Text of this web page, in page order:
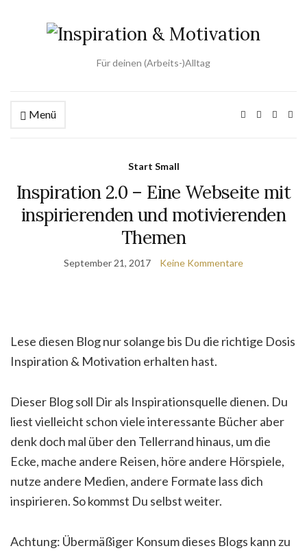
Für deinen (Arbeits-)Alltag
Menü
Start Small
Inspiration 2.0 – Eine Webseite mit
inspirierenden und motivierenden
Themen
September 21, 2017 Keine Kommentare
Lese diesen Blog nur solange bis Du die richtige Dosis
Inspiration & Motivation erhalten hast.
Dieser Blog soll Dir als Inspirationsquelle dienen. Du
liest vielleicht schon viele interessante Bücher aber
denk doch mal über den Tellerrand hinaus, um die
Ecke, mache andere Reisen, höre andere Hörspiele,
nutze andere Medien, andere Formate lass dich
inspirieren. So kommst Du selbst weiter.
Achtung: Übermäßiger Konsum dieses Blogs kann zu